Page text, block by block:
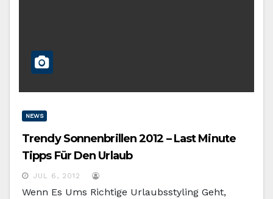
NEWS
Trendy Sonnenbrillen 2012 – Last Minute
Tipps Für Den Urlaub
JUL 6, 2012
Wenn Es Ums Richtige Urlaubsstyling Geht,